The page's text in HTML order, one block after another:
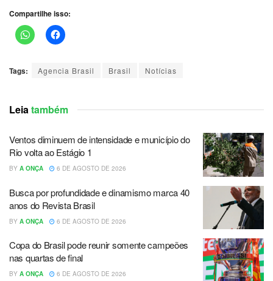
Compartilhe isso:
Tags: Agencia Brasil Brasil Notícias
Leiatambém
Ventos diminuem de intensidade e município do
Rio volta ao Estágio 1
BY A ONÇA 6 DE AGOSTO DE 2026
Busca por profundidade e dinamismo marca 40
anos do Revista Brasil
BY A ONÇA 6 DE AGOSTO DE 2026
Copa do Brasil pode reunir somente campeões
nas quartas de final
BY A ONÇA 6 DE AGOSTO DE 2026